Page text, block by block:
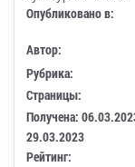
Опубликовано в:
Автор:
Рубрика:
Страницы:
Получена:
29.03.2023
Рейтинг: